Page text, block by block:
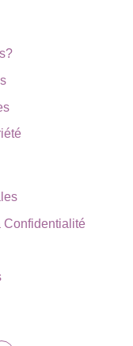
Confidentialité